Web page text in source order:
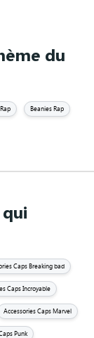
du
Beanies Rap
Caps Breaking bad
Caps Incroyable
Accessories Caps Marvel
Punk